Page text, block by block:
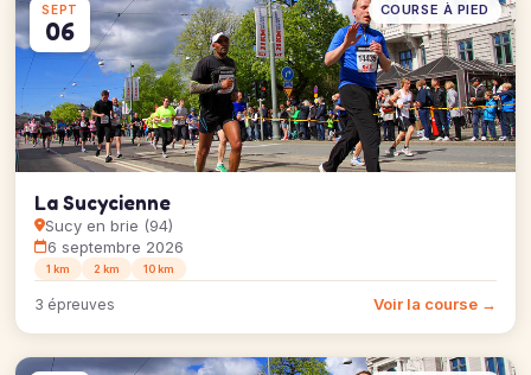
SEPT
06
COURSE À PIED
La Sucycienne
Sucy en brie (94)
6 septembre 2026
1 km 2 km 10 km
3 épreuves Voir la course →